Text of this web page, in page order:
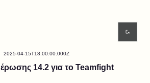
2025-04-15T18:00:00.000Z
14.2 για το Teamfight